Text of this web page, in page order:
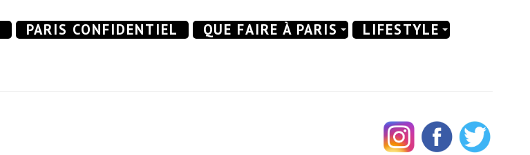
PARIS CONFIDENTIEL QUE FAIRE À PARIS
LIFESTYLE